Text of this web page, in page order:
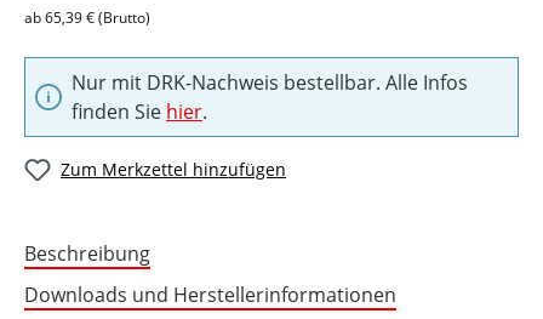
ab 65,39 € (Brutto)
Nur mit DRK-Nachweis bestellbar. Alle Infos
finden Sie hier.
Zum Merkzettel hinzufügen
Beschreibung
Downloads und Herstellerinformationen